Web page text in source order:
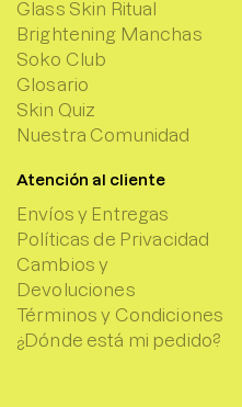
Glass Skin Ritual
Brightening Manchas
Soko Club
Glosario
Skin Quiz
Nuestra Comunidad
Atención al cliente
Envíos y Entregas
Políticas de Privacidad
Cambios y
Devoluciones
Términos y Condiciones
¿Dónde está mi pedido?